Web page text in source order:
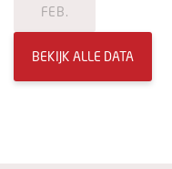
FEB.
BEKIJK ALLE DATA